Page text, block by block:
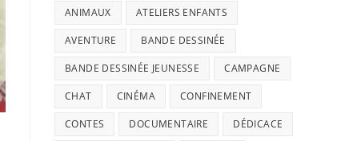
ANIMAUX ATELIERS ENFANTS
AVENTURE BANDE DESSINÉE
BANDE DESSINÉE JEUNESSE CAMPAGNE
CHAT CINÉMA CONFINEMENT
CONTES DOCUMENTAIRE DÉDICACE